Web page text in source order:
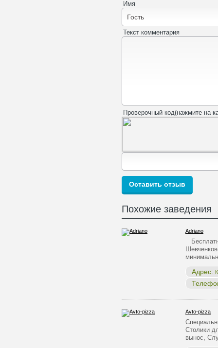
Имя
Текст комментария
Проверочный код(нажмите на
Похожие заведения
Adriano
Адрес:
Avto-pizza
Столики
вынос,